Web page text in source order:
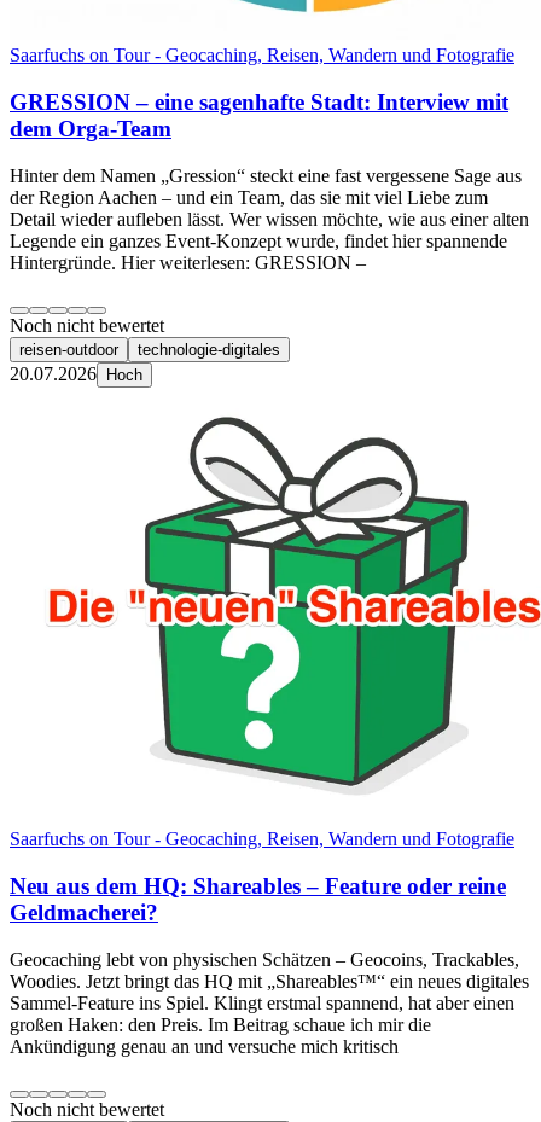
Saarfuchs on Tour - Geocaching, Reisen, Wandern und Fotografie
GRESSION – eine sagenhafte Stadt: Interview mit
dem Orga-Team
Hinter dem Namen „Gression“ steckt eine fast vergessene Sage aus
der Region Aachen – und ein Team, das sie mit viel Liebe zum
Detail wieder aufleben lässt. Wer wissen möchte, wie aus einer alten
Legende ein ganzes Event-Konzept wurde, findet hier spannende
Hintergründe. Hier weiterlesen: GRESSION –
Noch nicht bewertet
reisen-outdoor technologie-digitales
20.07.2026 Hoch
Saarfuchs on Tour - Geocaching, Reisen, Wandern und Fotografie
Neu aus dem HQ: Shareables – Feature oder reine
Geldmacherei?
Geocaching lebt von physischen Schätzen – Geocoins, Trackables,
Woodies. Jetzt bringt das HQ mit „Shareables™“ ein neues digitales
Sammel-Feature ins Spiel. Klingt erstmal spannend, hat aber einen
großen Haken: den Preis. Im Beitrag schaue ich mir die
Ankündigung genau an und versuche mich kritisch
Noch nicht bewertet